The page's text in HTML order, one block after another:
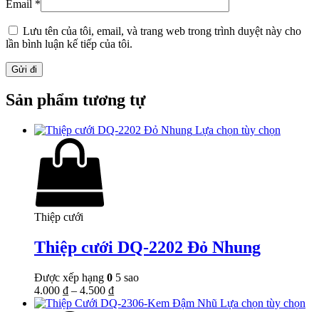
Email *
Lưu tên của tôi, email, và trang web trong trình duyệt này cho
lần bình luận kế tiếp của tôi.
Sản phẩm tương tự
Lựa chọn tùy chọn
Thiệp cưới
Thiệp cưới DQ-2202 Đỏ Nhung
Được xếp hạng 0 5 sao
4.000 ₫ – 4.500 ₫
Lựa chọn tùy chọn